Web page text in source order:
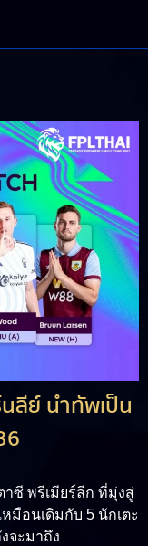
ลีย์ นำทัพเป็น
ซี พรีเมียร์ลีก ที่มุ่งสู่
มือนเดิมกับ 5 นักเตะ
จะมาถึง